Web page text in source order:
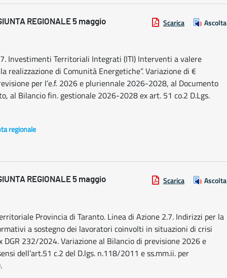
REGIONALE 5 maggio
Scarica Ascolta
Investimenti Territoriali Integrati (ITI) Interventi a valere
realizzazione di Comunità Energetiche”. Variazione di €
per l’e.f. 2026 e pluriennale 2026-2028, al Documento
al Bilancio fin. gestionale 2026-2028 ex art. 51 co.2 D.Lgs.
regionale
REGIONALE 5 maggio
Scarica Ascolta
Provincia di Taranto. Linea di Azione 2.7. Indirizzi per la
a sostegno dei lavoratori coinvolti in situazioni di crisi
DGR 232/2024. Variazione al Bilancio di previsione 2026 e
dell’art.51 c.2 del D.lgs. n.118/2011 e ss.mm.ii. per